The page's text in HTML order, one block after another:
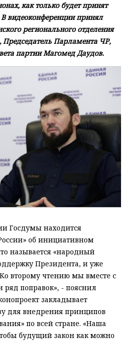
как только будет принят
видеоконференции принял
регионального отделения
Председатель Парламента ЧР,
партии Магомед Даудов.
Госдумы находится
об инициативном
называется «народный
Президента, и уже
второму чтению мы вместе с
ряд поправок», - пояснил
закладывает
для внедрения принципов
по всей стране. «Наша
будущий закон как можно